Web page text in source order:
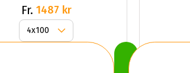
BLACK
Fr. 1487 kr